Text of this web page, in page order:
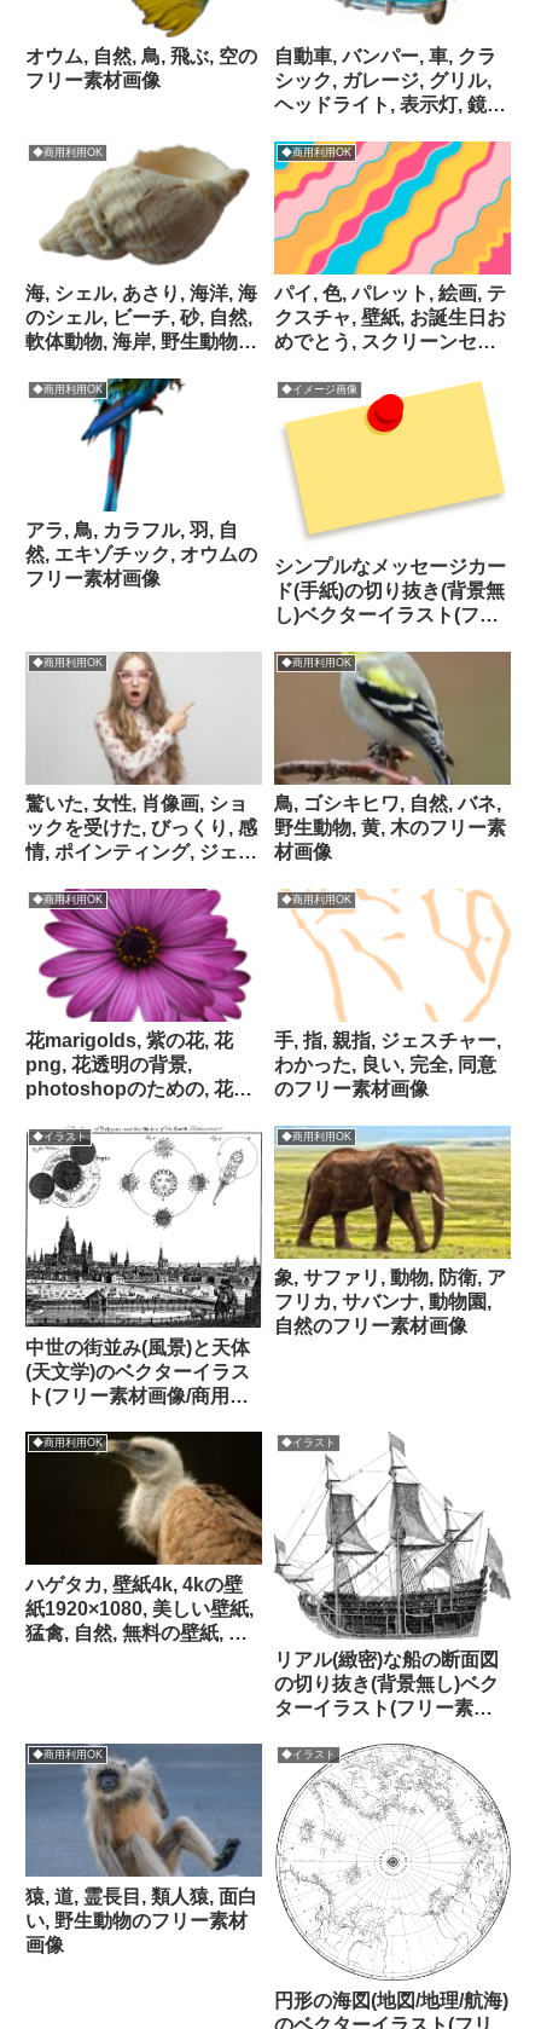
オウム, 自然, 鳥, 飛ぶ, 空の
フリー素材画像
自動車, バンパー, 車, クラ
シック, ガレージ, グリル,
ヘッドライト, 表示灯, 鏡,
根, 鋼, ステアリング ホイ
ール, 交通機関, 旋光, タイ
ヤ, 車両, ビンテージ, フロ
ントガラスのフリー素材画
◆商用利用OK
海, シェル, あさり, 海洋, 海
のシェル, ビーチ, 砂, 自然,
軟体動物, 海岸, 野生動物,
土産, ムール貝, 海岸線, 動
物, 水, 生物学, 生活, 水中,
魚, マクロ, 生き物, 野生, ナ
チュラルのフリー素材画像
◆商用利用OK
パイ, 色, パレット, 絵画, テ
クスチャ, 壁紙, お誕生日お
めでとう, スクリーンセー
ピンク, 黄, 幸せ, ビンテー
ジ, 青, 曲線, 行のフリー素
材画像
◆商用利用OK
アラ, 鳥, カラフル, 羽, 自
然, エキゾチック, オウムの
フリー素材画像
◆イメージ画像
シンプルなメッセージカー
ド(手紙)の切り抜き(背景無
し)ベクターイラスト(フリ
パブリックドメイン)
◆商用利用OK
驚いた, 女性, 肖像画, ショ
ックを受けた, びっくり, 感
情, ポインティング, ジェス
口を開ける, 白人のフリー
素材画像
◆商用利用OK
鳥, ゴシキヒワ, 自然, バネ,
野生動物, 黄, 木のフリー素
材画像
◆商用利用OK
花marigolds, 紫の花, 花
png, 花透明の背景,
photoshopのための, 花紫,
然, 咲く, フローラ, 花壇, 花
の背景, マリーゴールド,
薬, 薬用植物, キンセンカ,
カレンデュラpng, カレン
デュラ透明の背景, カレン
デュラキ, 夏の花,
cosmetology, 自然製品, 花
の壁紙, 漢方-化粧品, 芽, 花
びら, カントリーハウス, フ
ラワーズ, 植物学, 庭の花,
美しい, 美しい花, 明るいの
フリー素材画像
◆商用利用OK
手, 指, 親指, ジェスチャー,
わかった, 良い, 完全, 同意
のフリー素材画像
◆イラスト
中世の街並み(風景)と天体
(天文学)のベクターイラス
ト(フリー素材画像/商用利
ン)
◆商用利用OK
象, サファリ, 動物, 防衛, ア
フリカ, サバンナ, 動物園,
自然のフリー素材画像
◆商用利用OK
ハゲタカ, 壁紙4k, 4kの壁
紙1920×1080, 美しい壁紙,
猛禽, 自然, 無料の壁紙, 鳥,
◆イラスト
リアル(緻密)な船の断面図
の切り抜き(背景無し)ベク
ターイラスト(フリー素材
ックドメイン)
◆商用利用OK
猿, 道, 霊長目, 類人猿, 面白
い, 野生動物のフリー素材
画像
◆イラスト
円形の海図(地図/地理/航海)
のベクターイラスト(フリ